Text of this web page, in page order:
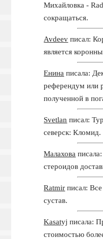
Михайловка -
сокращаться.
Avdeev писал:
является
Енина писала:
референдум или
полученной в
Svetlan писал:
северск: Кломид.
Малахова
стероидов
Ratmir писал:
сустав.
Kasatyj писала:
стоимостью